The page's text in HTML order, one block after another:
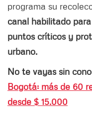
programa su
canal habilitado
puntos críticos y
urbano.
No te vayas sin
Bogotá: más de 60
desde $ 15.000